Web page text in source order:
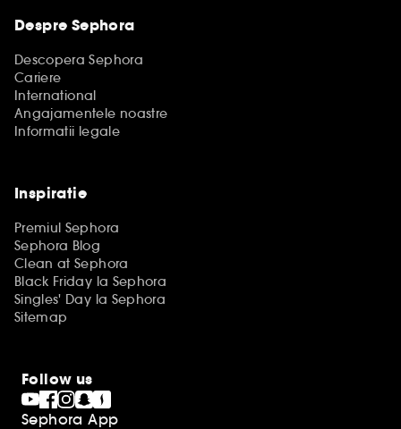
Despre Sephora
Descopera Sephora
Cariere
International
Angajamentele noastre
Informatii legale
Inspiratie
Premiul Sephora
Sephora Blog
Clean at Sephora
Black Friday la Sephora
Singles' Day la Sephora
Sitemap
Follow us
Sephora App